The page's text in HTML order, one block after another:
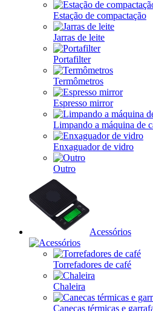
Estação de compactação
Jarras de leite
Portafilter
Termômetros
Espresso mirror
Limpando a máquina de
Enxaguador de vidro
Outro
Acessórios
Torrefadores de café
Chaleira
Canecas térmicas e